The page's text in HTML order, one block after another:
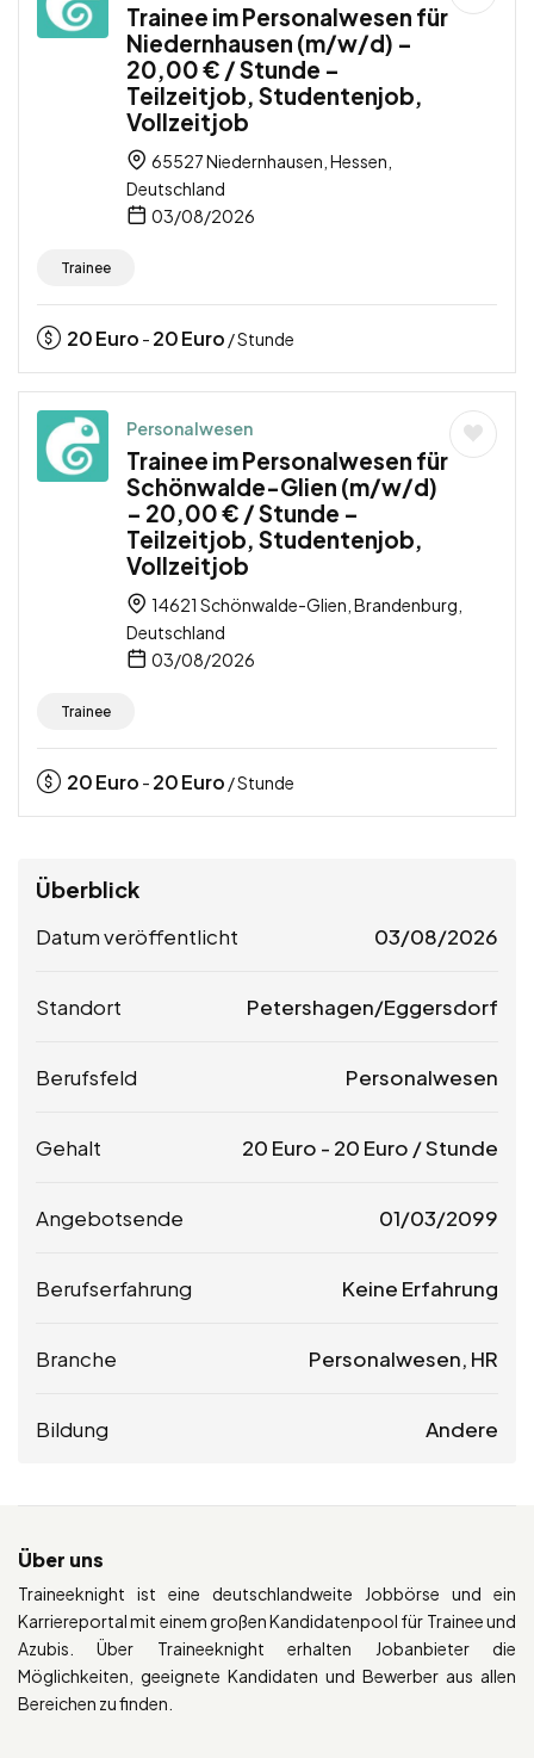
Trainee im Personalwesen für
Niedernhausen (m/w/d) –
20,00 € / Stunde –
Teilzeitjob, Studentenjob,
Vollzeitjob
65527 Niedernhausen, Hessen,
Deutschland
03/08/2026
Trainee
20Euro - 20Euro / Stunde
Personalwesen
Trainee im Personalwesen für
Schönwalde-Glien (m/w/d)
– 20,00 € / Stunde –
Teilzeitjob, Studentenjob,
Vollzeitjob
14621 Schönwalde-Glien, Brandenburg,
Deutschland
03/08/2026
Trainee
20Euro - 20Euro / Stunde
Überblick
Datum veröffentlicht 03/08/2026
Standort Petershagen/Eggersdorf
Berufsfeld Personalwesen
Gehalt 20 Euro - 20 Euro / Stunde
Angebotsende 01/03/2099
Berufserfahrung Keine Erfahrung
Branche Personalwesen, HR
Bildung Andere
Über uns
Traineeknight ist eine deutschlandweite Jobbörse und ein
Karriereportal mit einem großen Kandidatenpool für Trainee und
Azubis. Über Traineeknight erhalten Jobanbieter die
Möglichkeiten, geeignete Kandidaten und Bewerber aus allen
Bereichen zu finden.